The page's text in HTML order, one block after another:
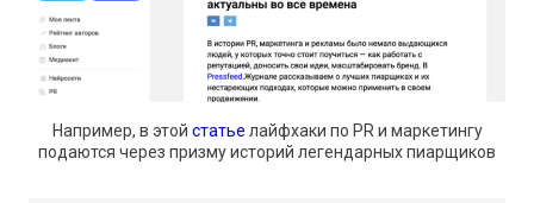
Например, в этой статье лайфхаки по PR и маркетингу
подаются через призму историй легендарных пиарщиков